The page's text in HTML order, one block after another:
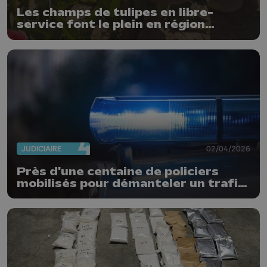
Les champs de tulipes en libre-
service font le plein en région
liégeoise
JUDICIAIRE 02/04/2026
Près d'une centaine de policiers
mobilisés pour démanteler un trafic
de stupéfiants dans 4 communes